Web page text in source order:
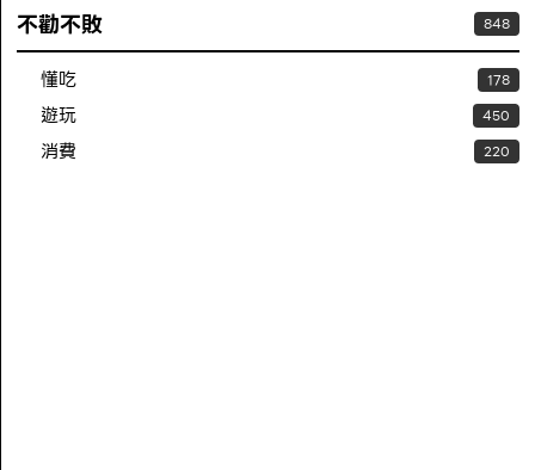
不勸不敗 848
懂吃 178
遊玩 450
消費 220